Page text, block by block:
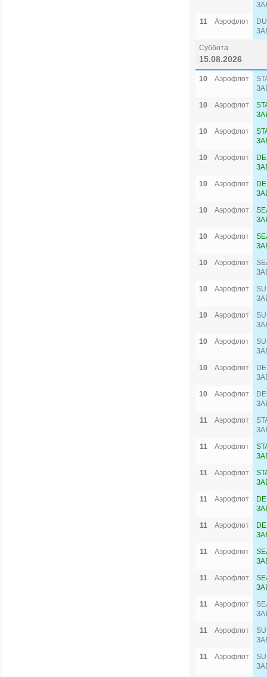
11
Аэрофлот
Суббота
15.08.2026
10 Аэрофлот
10
Аэрофлот
10
Аэрофлот
10
Аэрофлот
10
Аэрофлот
10
Аэрофлот
10
Аэрофлот
10
Аэрофлот
10
Аэрофлот
10
Аэрофлот
10
Аэрофлот
10
Аэрофлот
10
Аэрофлот
11
Аэрофлот
11
Аэрофлот
11
Аэрофлот
11
Аэрофлот
11
Аэрофлот
11
Аэрофлот
11
Аэрофлот
11
Аэрофлот
11
Аэрофлот
11
Аэрофлот